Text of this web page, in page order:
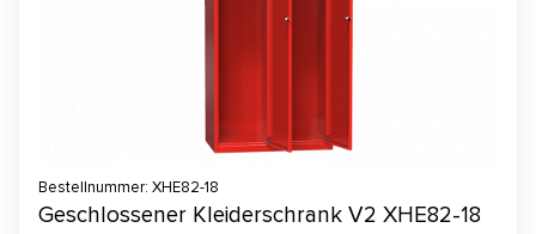
Bestellnummer: XHE82-18
Geschlossener Kleiderschrank V2 XHE82-18